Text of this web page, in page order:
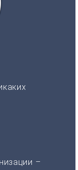
–